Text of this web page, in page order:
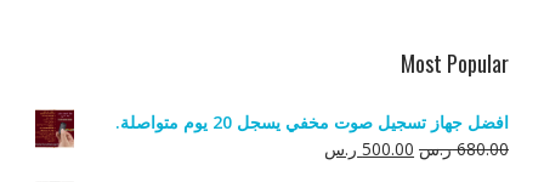
Most Popular
افضل جهاز تسجيل صوت مخفي يسجل 20 يوم متواصلة.
680.00 ر.س السعر
500.00 ر.سالسعر